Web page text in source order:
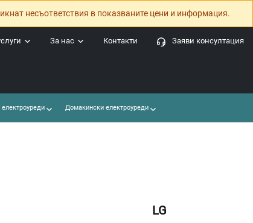
несъответствия в показваните цени и информация.
Заяви консултация
Контакти
За нас
Домакински електроуреди
LG